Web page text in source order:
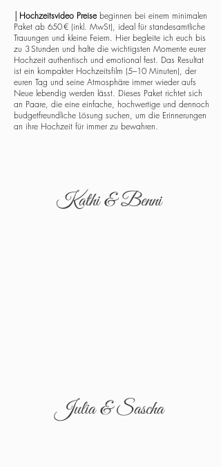
Hochzeitsvideo Preisebeginnen bei einem minimalen
Paket ab 650 € (inkl. MwSt), ideal für standesamtliche
Trauungen und kleine Feiern. Hier begleite ich euch bis
zu 3 Stunden und halte die wichtigsten Momente eurer
Hochzeit authentisch und emotional fest. Das Resultat
ist ein kompakter Hochzeitsfilm (5–10 Minuten), der
euren Tag und seine Atmosphäre immer wieder aufs
Neue lebendig werden lässt. Dieses Paket richtet sich
an Paare, die eine einfache, hochwertige und dennoch
budgetfreundliche Lösung suchen, um die Erinnerungen
an ihre Hochzeit für immer zu bewahren.
Kathi & Benni
Julia & Sascha